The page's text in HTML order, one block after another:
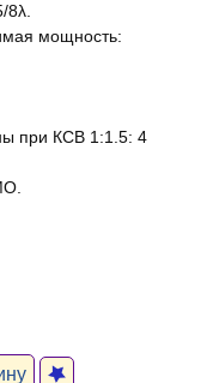
8λ.
мощность:
при КСВ 1:1.5: 4